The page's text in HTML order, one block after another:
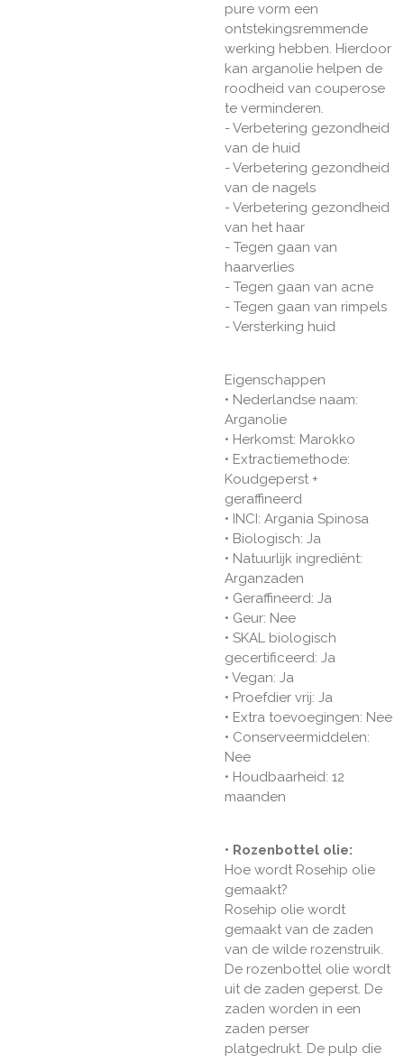
pure vorm een
ontstekingsremmende
werking hebben. Hierdoor
kan arganolie helpen de
roodheid van couperose
te verminderen.
- Verbetering gezondheid
van de huid
- Verbetering gezondheid
van de nagels
- Verbetering gezondheid
van het haar
- Tegen gaan van
haarverlies
- Tegen gaan van acne
- Tegen gaan van rimpels
- Versterking huid
Eigenschappen
• Nederlandse naam:
Arganolie
• Herkomst: Marokko
• Extractiemethode:
Koudgeperst +
geraffineerd
• INCI: Argania Spinosa
• Biologisch: Ja
• Natuurlijk ingrediënt:
Arganzaden
• Geraffineerd: Ja
• Geur: Nee
• SKAL biologisch
gecertificeerd: Ja
• Vegan: Ja
• Proefdier vrij: Ja
• Extra toevoegingen: Nee
• Conserveermiddelen:
Nee
• Houdbaarheid: 12
maanden
• Rozenbottel olie:
Hoe wordt Rosehip olie
gemaakt?
Rosehip olie wordt
gemaakt van de zaden
van de wilde rozenstruik.
De rozenbottel olie wordt
uit de zaden geperst. De
zaden worden in een
zaden perser
platgedrukt. De pulp die